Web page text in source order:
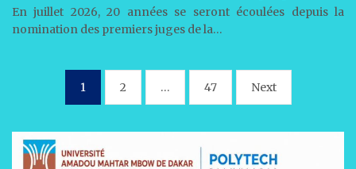
En juillet 2026, 20 années se seront écoulées depuis la
nomination des premiers juges de la…
Pagination
publications
1 2 … 47 Next